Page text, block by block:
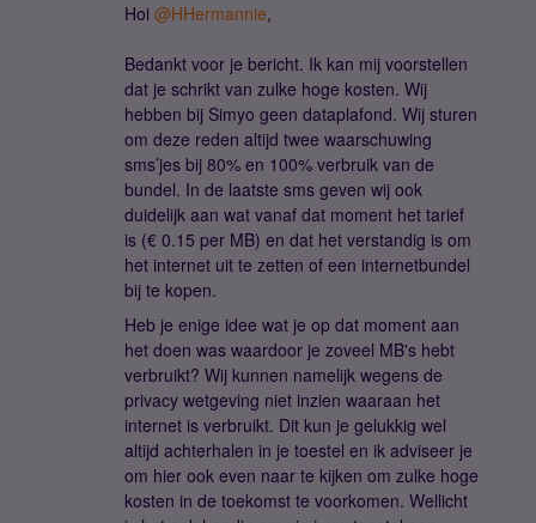
Hoi @HHermannie,
Bedankt voor je bericht. Ik kan mij voorstellen
dat je schrikt van zulke hoge kosten. Wij
hebben bij Simyo geen dataplafond. Wij sturen
om deze reden altijd twee waarschuwing
sms’jes bij 80% en 100% verbruik van de
bundel. In de laatste sms geven wij ook
duidelijk aan wat vanaf dat moment het tarief
is (€ 0.15 per MB) en dat het verstandig is om
het internet uit te zetten of een internetbundel
bij te kopen.
Heb je enige idee wat je op dat moment aan
het doen was waardoor je zoveel MB's hebt
verbruikt? Wij kunnen namelijk wegens de
privacy wetgeving niet inzien waaraan het
internet is verbruikt. Dit kun je gelukkig wel
altijd achterhalen in je toestel en ik adviseer je
om hier ook even naar te kijken om zulke hoge
kosten in de toekomst te voorkomen. Wellicht